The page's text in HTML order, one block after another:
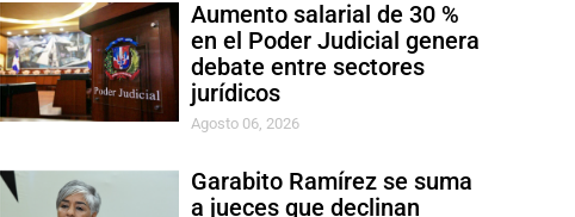
Aumento salarial de 30 %
en el Poder Judicial genera
debate entre sectores
jurídicos
Agosto 06, 2026
Garabito Ramírez se suma
a jueces que declinan